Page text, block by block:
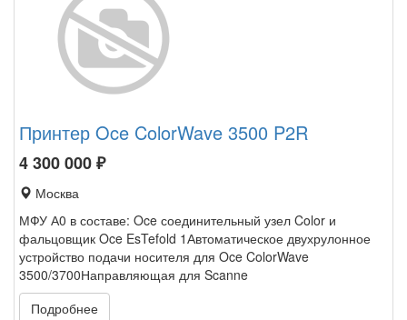
Принтер Oce ColorWave 3500 P2R
4 300 000₽
Москва
МФУ А0 в составе: Oce соединительный узел Color и
фальцовщик Oce EsTefold 1Автоматическое двухрулонное
устройство подачи носителя для Oce ColorWave
3500/3700Направляющая для Scanne
Подробнее